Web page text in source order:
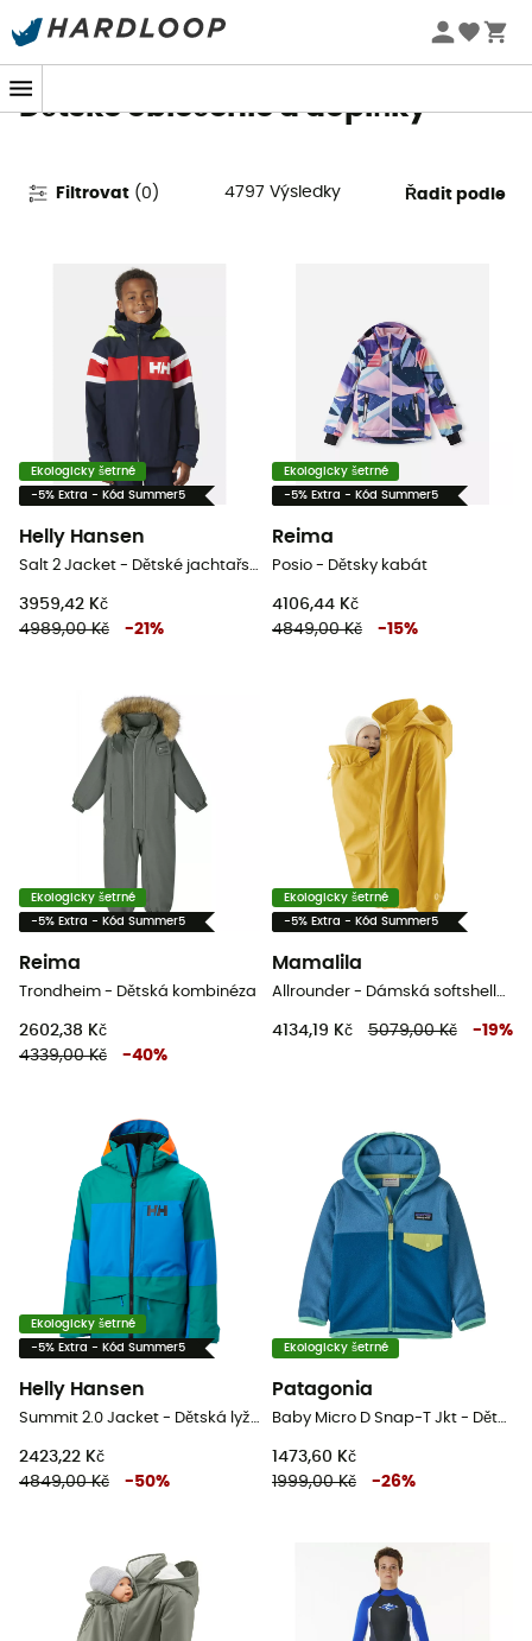
Letní akce 🔥 -5 % EXTRA při nákupu 2 produktů* s kódem
Dětské oblečenie a doplňky
Filtrovat (0 ) 4797 Výsledky Řadit podle
Ekologicky šetrné
-5% Extra - Kód Summer5
Helly Hansen
Salt 2 Jacket - Dětské jachtařské bunda
3959,42 Kč
4989,00 Kč
-21 %
Ekologicky šetrné
-5% Extra - Kód Summer5
Reima
Posio - Dětsky kabát
4106,44 Kč
4849,00 Kč
-15%
Ekologicky šetrné
-5% Extra - Kód Summer5
Reima
Trondheim - Dětská kombinéza
2602,38 Kč
4339,00 Kč
-40%
Ekologicky šetrné
-5% Extra - Kód Summer5
Mamalila
Allrounder - Dámská softshellová bunda
4134,19 Kč 5079,00 Kč -19%
Ekologicky šetrné
-5% Extra - Kód Summer5
Helly Hansen
Summit 2.0 Jacket - Dětská lyžařská bunda
2423,22 Kč
4849,00 Kč
-50%
Ekologicky šetrné
Patagonia
Baby Micro D Snap-T Jkt - Dětská Fleesová mikina
1473,60 Kč
1999,00 Kč
-26%